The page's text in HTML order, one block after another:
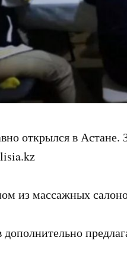
открылся в Астане.
из массажных